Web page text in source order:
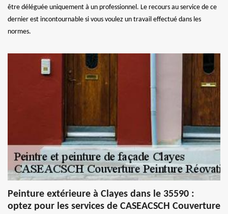
être déléguée uniquement à un professionnel. Le recours au service de ce
dernier est incontournable si vous voulez un travail effectué dans les
normes.
Peinture extérieure à Clayes dans le 35590 :
optez pour les services de CASEACSCH Couverture